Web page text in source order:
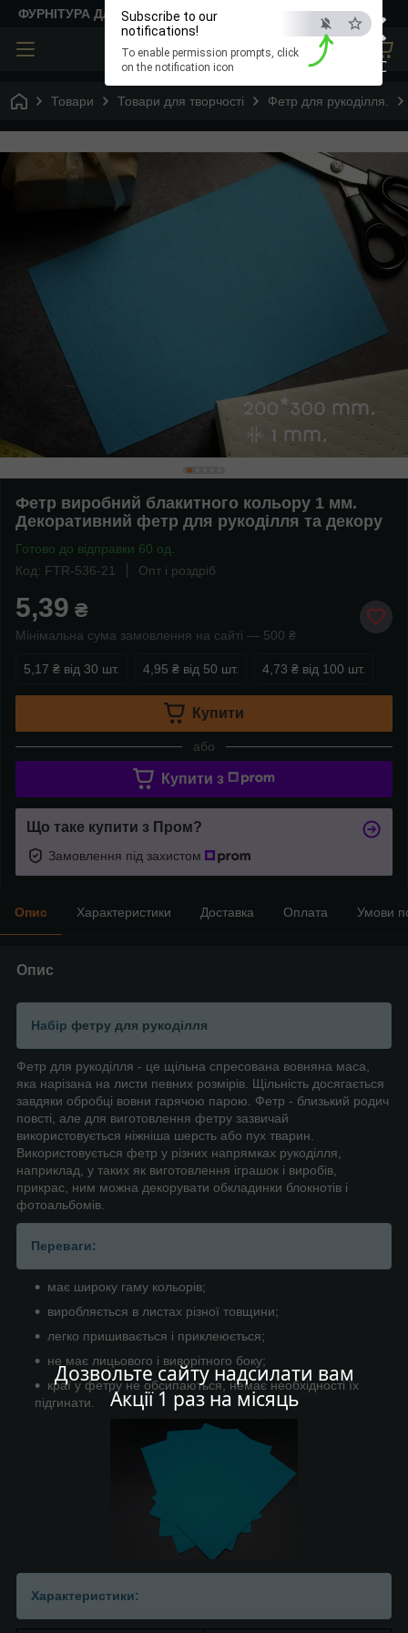
×
ESC
Дозвольте сайту надсилати вам
Акції 1 раз на місяць
Subscribe to our
notifications!
To enable permission prompts, click
on the notification icon
ФУРНІТУРА ДЛЯ ТВОРЧОСТІ
Товари Товари для творчості Фетр для рукоділля.
Фетр виробний блакитного кольору 1 мм.
Декоративний фетр для рукоділля та декору
Готово до відправки 60 од.
Код: FTR-536-21
Опт і роздріб
5,39 ₴
Мінімальна сума замовлення на сайті — 500 ₴
5,17 ₴ від 30 шт. 4,95 ₴ від 50 шт. 4,73 ₴ від 100 шт.
Купити
або
Купити з
Що таке купити з Пром?
Замовлення під захистом
Опис Характеристики Доставка Оплата Умови
Опис
Набір фетру для рукоділля
Фетр для рукоділля - це щільна спресована вовняна маса,
яка нарізана на листи певних розмірів. Щільність досягається
завдяки обробці вовни гарячою парою. Фетр - близький родич
повсті, але для виготовлення фетру зазвичай
використовується ніжніша шерсть або пух тварин.
Використовується фетр у різних напрямках рукоділля,
наприклад, у таких як виготовлення іграшок і виробів,
прикрас, ним можна декорувати обкладинки блокнотів і
фотоальбомів.
Переваги:
має широку гаму кольорів;
виробляється в листах різної товщини;
легко пришивається і приклеюється;
не має лицьового і виворітного боку;
краї у фетру не обсипаються, немає необхідності їх
підгинати.
Характеристики: